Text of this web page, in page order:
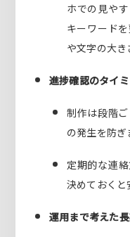
ホでの見や
キーワード
や文字の大き
進捗確認のタイ
制作は段階
の発生を防ぎ
定期的な連
決めておくと
運用まで考えた